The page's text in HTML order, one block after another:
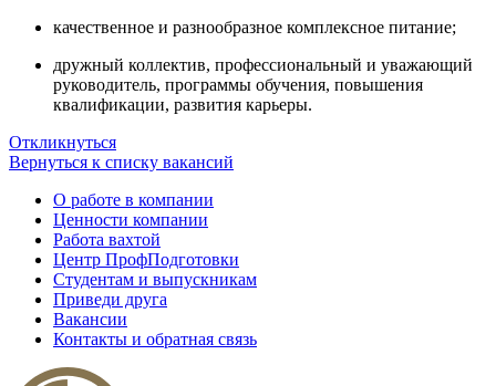
качественное и разнообразное комплексное питание;
дружный коллектив, профессиональный и уважающий
руководитель, программы обучения, повышения
квалификации, развития карьеры.
Откликнуться
Вернуться к списку вакансий
О работе в компании
Ценности компании
Работа вахтой
Центр ПрофПодготовки
Студентам и выпускникам
Приведи друга
Вакансии
Контакты и обратная связь